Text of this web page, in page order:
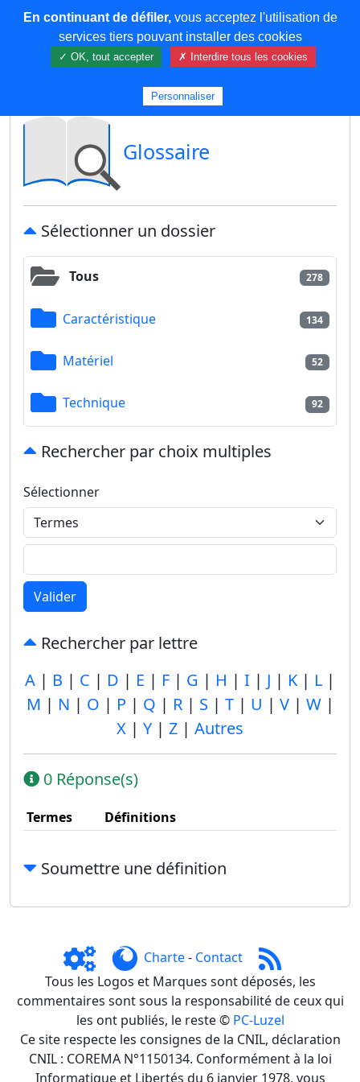
COREMA
Glossaire
Sélectionner un dossier
Tous 278
Caractéristique 134
Matériel 52
Technique 92
Rechercher par choix multiples
Sélectionner
Valider
Rechercher par lettre
A | B | C | D | E | F | G | H | I | J | K | L |
M | N | O | P | Q | R| S | T| U | V| W|
X | Y | Z | Autres
0 Réponse(s)
Termes Définitions
Soumettre une définition
Charte- Contact
Tous les Logos et Marques sont déposés, les
commentaires sont sous la responsabilité de ceux qui
les ont publiés, le reste © PC-Luzel
Ce site respecte les consignes de la CNIL, déclaration
CNIL : COREMA N°1150134. Conformément à la loi
Informatique et Libertés du 6 janvier 1978, vous
En continuant de défiler,vous acceptez l'utilisation de
services tiers pouvant installer des cookies
✓ OK, tout accepter ✗ Interdire tous les cookies
Personnaliser